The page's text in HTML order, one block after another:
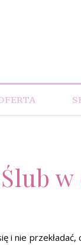
Ślub w
i nie